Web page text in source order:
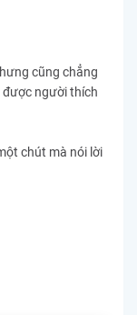
cũng chẳng
được người thích
chút mà nói lời